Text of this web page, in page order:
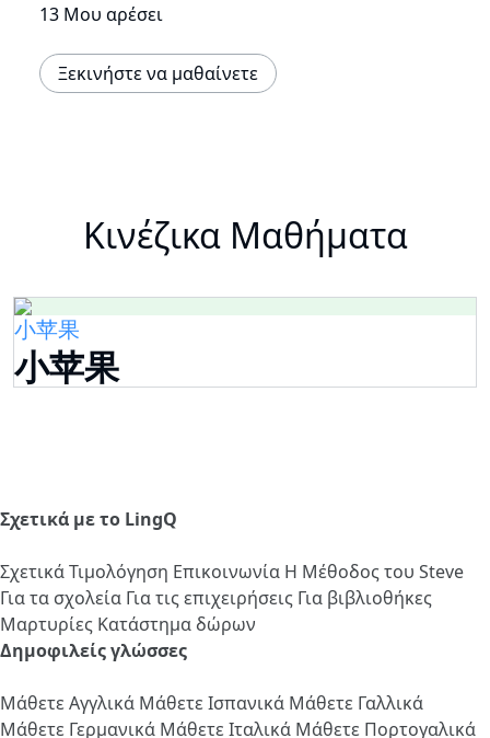
13 Μου αρέσει
Ξεκινήστε να μαθαίνετε
Κινέζικα Μαθήματα
小苹果
小苹果
Σχετικά με το LingQ
ΣχετικάΤιμολόγηση Επικοινωνία Η Μέθοδος του Steve
Για τα σχολεία Για τις επιχειρήσεις Για βιβλιοθήκες
Μαρτυρίες Κατάστημα δώρων
Δημοφιλείς γλώσσες
Μάθετε Αγγλικά Μάθετε Ισπανικά Μάθετε Γαλλικά
Μάθετε Γερμανικά Μάθετε Ιταλικά Μάθετε Πορτογαλικά